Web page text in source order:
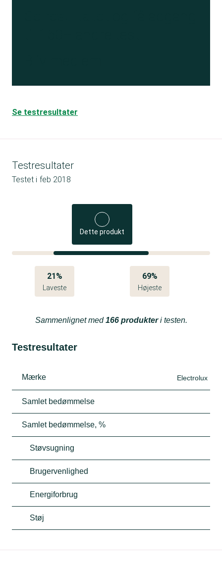
Se testresultater
Testresultater
Testet i feb 2018
Dette produkt
21%
Laveste
69%
Højeste
Sammenlignet med166 produkteri testen.
Testresultater
Mærke Electrolux
Samlet bedømmelse
Samlet bedømmelse, %
Støvsugning
Brugervenlighed
Energiforbrug
Støj